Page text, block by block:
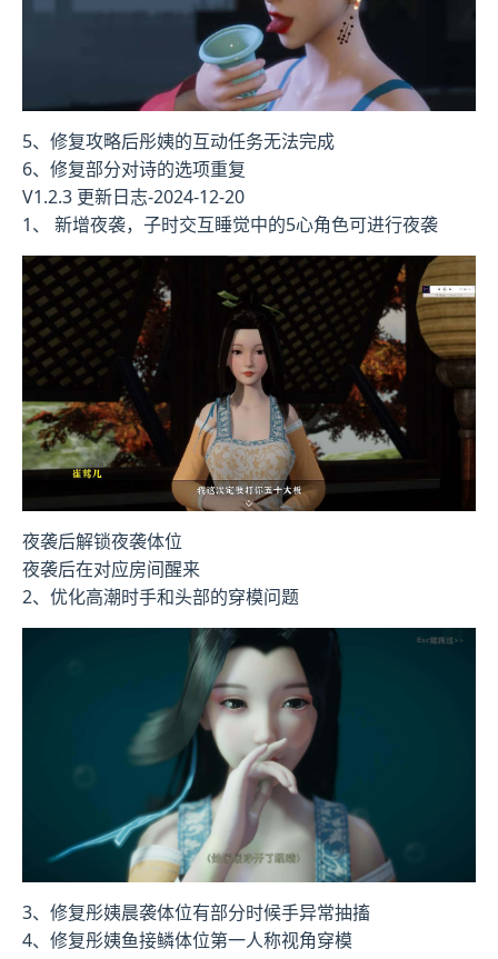
5、修复攻略后彤姨的互动任务无法完成
6、修复部分对诗的选项重复
V1.2.3 更新日志-2024-12-20
1、 新增夜袭，子时交互睡觉中的5心角色可进行夜袭
夜袭后解锁夜袭体位
夜袭后在对应房间醒来
2、优化高潮时手和头部的穿模问题
3、修复彤姨晨袭体位有部分时候手异常抽搐
4、修复彤姨鱼接鳞体位第一人称视角穿模